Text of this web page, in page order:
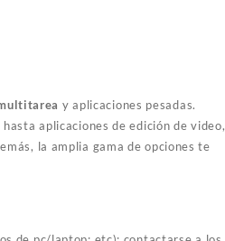
y aplicaciones pesadas.
aplicaciones de edición de video,
la amplia gama de opciones te